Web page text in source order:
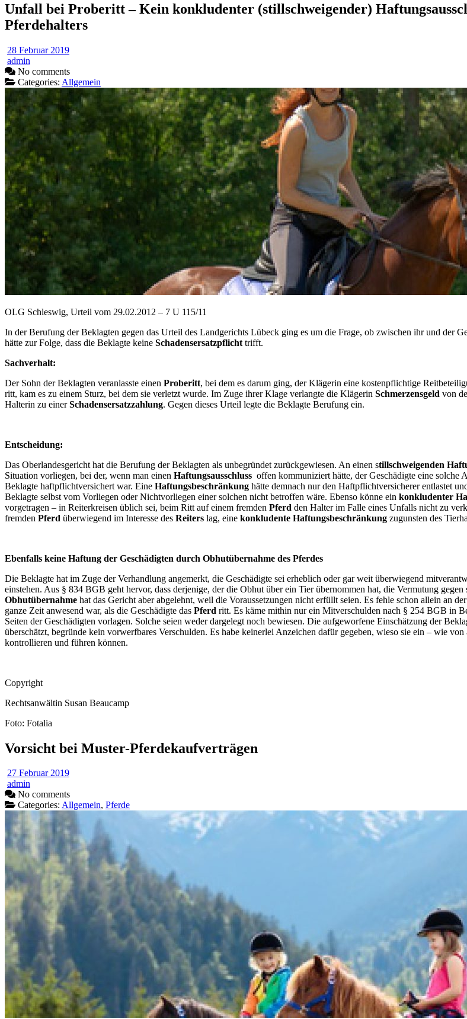
Unfall bei Proberitt – Kein konkludenter (stillschweigender)
Pferdehalters
28 Februar 2019
admin
No comments
Categories: Allgemein
OLG Schleswig, Urteil vom 29.02.2012 – 7 U 115/11
In der Berufung der Beklagten gegen das Urteil des Landgerichts Lübeck ging es um die Frage, ob zwischen ihr und der
hätte zur Folge, dass die Beklagte keine Schadensersatzpflicht trifft.
Sachverhalt:
Der Sohn der Beklagten veranlasste einen Proberitt, bei dem es darum ging, der Klägerin eine kostenpflichtige
ritt, kam es zu einem Sturz, bei dem sie verletzt wurde. Im Zuge ihrer Klage verlangte die Klägerin Schmerzensgeld von
Halterin zu einerSchadensersatzzahlung. Gegen dieses Urteil legte die Beklagte Berufung ein.
Entscheidung:
Das Oberlandesgericht hat die Berufung der Beklagten als unbegründet zurückgewiesen. An einen stillschweigenden
Situation vorliegen, bei der, wenn man einen Haftungsausschluss offen kommuniziert hätte, der Geschädigte eine
Beklagte haftpflichtversichert war. Eine Haftungsbeschränkung hätte demnach nur den Haftpflichtversicherer entlastet
Beklagte selbst vom Vorliegen oder Nichtvorliegen einer solchen nicht betroffen wäre. Ebenso könne ein konkludenter
vorgetragen – in Reiterkreisen üblich sei, beim Ritt auf einem fremden Pferd den Halter im Falle eines Unfalls nicht zu
fremden Pferd überwiegend im Interesse des Reiters lag, eine konkludente Haftungsbeschränkung zugunsten des
Ebenfalls keine Haftung der Geschädigten durch Obhutübernahme des Pferdes
Die Beklagte hat im Zuge der Verhandlung angemerkt, die Geschädigte sei erheblich oder gar weit überwiegend
einstehen. Aus § 834 BGB geht hervor, dass derjenige, der die Obhut über ein Tier übernommen hat, die Vermutung
Obhutübernahme hat das Gericht aber abgelehnt, weil die Voraussetzungen nicht erfüllt seien. Es fehle schon allein an
ganze Zeit anwesend war, als die Geschädigte das Pferd ritt. Es käme mithin nur ein Mitverschulden nach § 254 BGB in
Seiten der Geschädigten vorlagen. Solche seien weder dargelegt noch bewiesen. Die aufgeworfene Einschätzung der
überschätzt, begründe kein vorwerfbares Verschulden. Es habe keinerlei Anzeichen dafür gegeben, wieso sie ein – wie
kontrollieren und führen können.
Copyright
Rechtsanwältin Susan Beaucamp
Foto: Fotalia
Vorsicht bei Muster-Pferdekaufverträgen
27 Februar 2019
admin
No comments
Categories: Allgemein, Pferde